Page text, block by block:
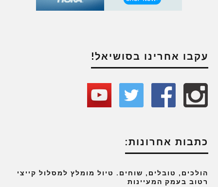
עקבו אחרינו בסושיאל!
כתבות אחרונות:
הולכים, טובלים, שוחים. טיול מומלץ למסלול קייצי
רטוב בעמק המעיינות